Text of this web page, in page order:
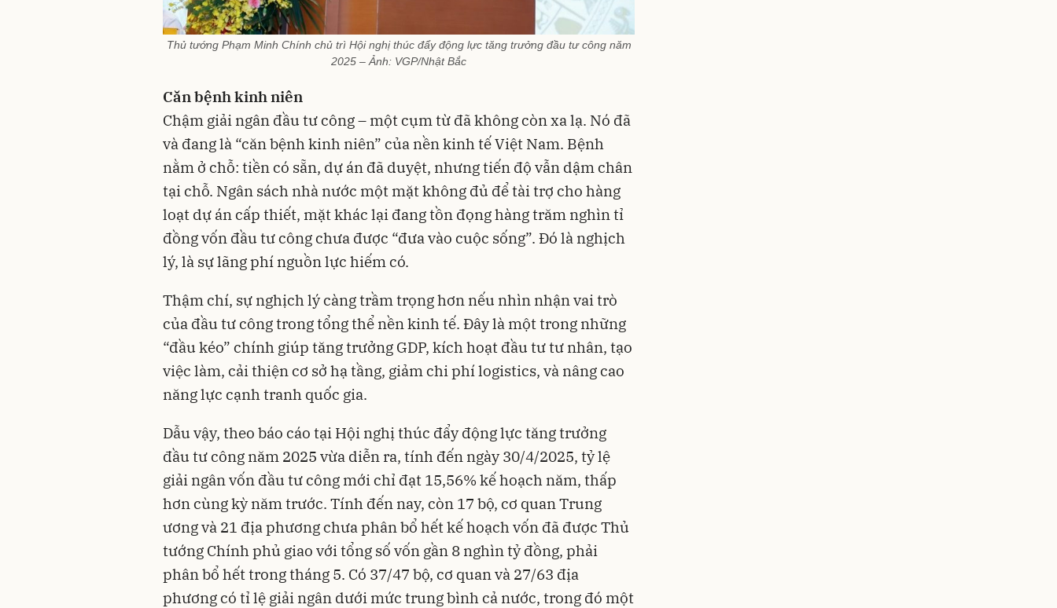
Thủ tướng Phạm Minh Chính chủ trì Hội nghị thúc đẩy động lực tăng trưởng đầu tư công năm
2025 – Ảnh: VGP/Nhật Bắc
Căn bệnh kinh niên
Chậm giải ngân đầu tư công – một cụm từ đã không còn xa lạ. Nó đã
và đang là “căn bệnh kinh niên” của nền kinh tế Việt Nam. Bệnh
nằm ở chỗ: tiền có sẵn, dự án đã duyệt, nhưng tiến độ vẫn dậm chân
tại chỗ. Ngân sách nhà nước một mặt không đủ để tài trợ cho hàng
loạt dự án cấp thiết, mặt khác lại đang tồn đọng hàng trăm nghìn tỉ
đồng vốn đầu tư công chưa được “đưa vào cuộc sống”. Đó là nghịch
lý, là sự lãng phí nguồn lực hiếm có.
Thậm chí, sự nghịch lý càng trầm trọng hơn nếu nhìn nhận vai trò
của đầu tư công trong tổng thể nền kinh tế. Đây là một trong những
“đầu kéo” chính giúp tăng trưởng GDP, kích hoạt đầu tư tư nhân, tạo
việc làm, cải thiện cơ sở hạ tầng, giảm chi phí logistics, và nâng cao
năng lực cạnh tranh quốc gia.
Dẫu vậy, theo báo cáo tại Hội nghị thúc đẩy động lực tăng trưởng
đầu tư công năm 2025 vừa diễn ra, tính đến ngày 30/4/2025, tỷ lệ
giải ngân vốn đầu tư công mới chỉ đạt 15,56% kế hoạch năm, thấp
hơn cùng kỳ năm trước. Tính đến nay, còn 17 bộ, cơ quan Trung
ương và 21 địa phương chưa phân bổ hết kế hoạch vốn đã được Thủ
tướng Chính phủ giao với tổng số vốn gần 8 nghìn tỷ đồng, phải
phân bổ hết trong tháng 5. Có 37/47 bộ, cơ quan và 27/63 địa
phương có tỉ lệ giải ngân dưới mức trung bình cả nước, trong đó một